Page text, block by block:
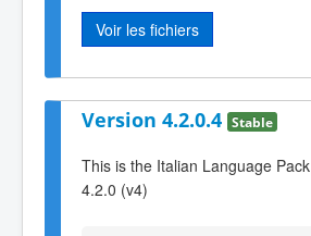
Voir les fichiers
Version 4.2.0.4 Stable
This is the Italian Language
4.2.0 (v4)